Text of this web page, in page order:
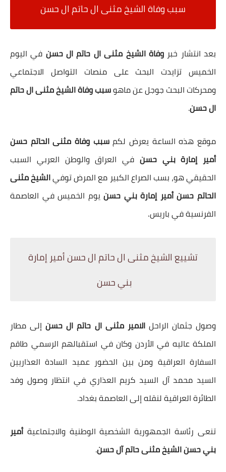
سبب وفاة الشيخ مثنى ال حاتم ال حسن
بعد انتشار خبروفاة الشيخ مثنى ال حاتم ال حسن في اليوم
الخميس تزايدت البحث على منصات التواصل الاجتماعي
ومحركات البحث جوجل عن ماهوسبب وفاة الشيخ مثنى ال حاتم
ال حسن.
موقع هذه الساعة يعرض لكمسبب وفاة مثنى الحاتم حسن
أمير إمارة بني حسن في العراق والوطن العربي السبب
الحقيقي هو، بسب الصراع الكبير مع المرض توفيالشيخ مثنى
الحاتم حسن أمير إمارة بني حسنيوم الخميس في العاصمة
الفرنسية في باريس.
تشييع الشيخ مثنى ال حاتم ال حسن أمير إمارة
بني حسن
وصول جثمان الراحلالامير مثنى ال حاتم ال حسنإلى مطار
الملكة عاليه في الأردن وكان في استقبالهم الرسمي طاقم
السفارة العراقية ومن بين الحضور عميد السادة العذاريين
السيد محمد آل السيد كريم العذاري في انتظار وصول وفد
الطائرة العراقية لنقله إلى العاصمة بغداد.
تنعى رئاسة الجمهورية الشخصية الوطنية والاجتماعيةأمير
بني حسن الشيخ مثنى حاتم آل حسن.